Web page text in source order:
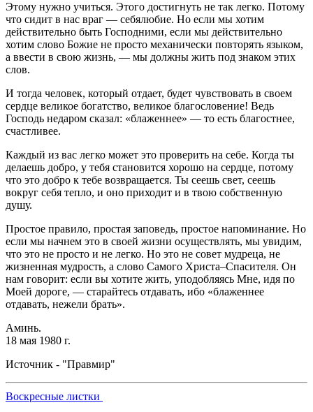
Этому нужно учиться. Этого достигнуть не так легко. Потому
что сидит в нас враг — себялюбие. Но если мы хотим
действительно быть Господними, если мы действительно
хотим слово Божие не просто механически повторять языком,
а ввести в свою жизнь, — мы должны жить под знаком этих
слов.
И тогда человек, который отдает, будет чувствовать в своем
сердце великое богатство, великое благословение! Ведь
Господь недаром сказал: «блаженнее» — то есть благостнее,
счастливее.
Каждый из вас легко может это проверить на себе. Когда ты
делаешь добро, у тебя становится хорошо на сердце, потому
что это добро к тебе возвращается. Ты сеешь свет, сеешь
вокруг себя тепло, и оно приходит и в твою собственную
душу.
Простое правило, простая заповедь, простое напоминание. Но
если мы начнем это в своей жизни осуществлять, мы увидим,
что это не просто и не легко. Но это не совет мудреца, не
жизненная мудрость, а слово Самого Христа–Спасителя. Он
нам говорит: если вы хотите жить, уподобляясь Мне, идя по
Моей дороге, — старайтесь отдавать, ибо «блаженнее
отдавать, нежели брать».
Аминь.
18 мая 1980 г.
Источник - "Правмир"
Воскресные листки